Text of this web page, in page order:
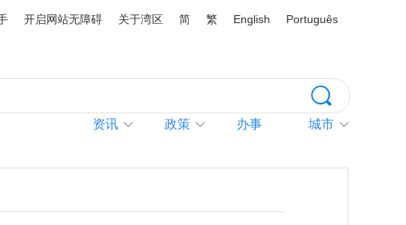
开启网站无障碍 关于湾区 简 繁 English Português
资讯 政策 办事 城市